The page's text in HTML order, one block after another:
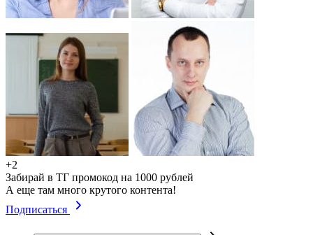
+2
Забирай в ТГ промокод на 1000 рублей
А еще там много крутого контента!
Подписаться